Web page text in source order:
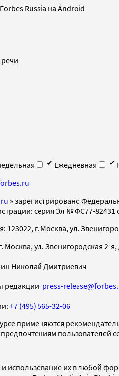
Russia на Android
речи
Ежедневная
» зарегистрировано
серия Эл № ФС77-82431
123022, г. Москва, ул.
Москва, ул. Звенигородская 2-я,
Николай Дмитриевич
редакции: press-
+7 (495) 565-32-06
применяются
пользователей
использование их в любой